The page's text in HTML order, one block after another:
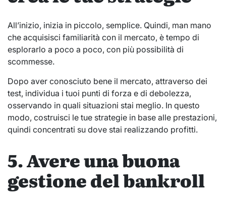
All’inizio, inizia in piccolo, semplice. Quindi, man mano
che acquisisci familiarità con il mercato, è tempo di
esplorarlo a poco a poco, con più possibilità di
scommesse.
Dopo aver conosciuto bene il mercato, attraverso dei
test, individua i tuoi punti di forza e di debolezza,
osservando in quali situazioni stai meglio. In questo
modo, costruisci le tue strategie in base alle prestazioni,
quindi concentrati su dove stai realizzando profitti.
5. Avere una buona
gestione del bankroll